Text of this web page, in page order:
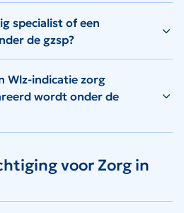
specialist of een
de gzsp?
Wlz-indicatie zorg
wordt onder de
voor Zorg in